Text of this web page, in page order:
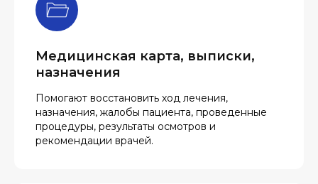
Медицинская карта, выписки,
назначения
Помогают восстановить ход лечения,
назначения, жалобы пациента, проведенные
процедуры, результаты осмотров и
рекомендации врачей.